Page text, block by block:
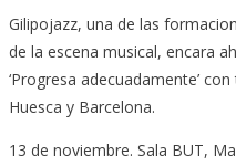
Gilipojazz, una de las
de la escena musical, encara
‘Progresa adecuadamente’
Huesca y Barcelona.
13 de noviembre. Sala BUT,